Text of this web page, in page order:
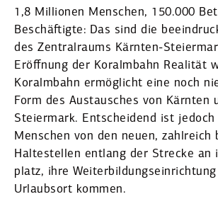
1,8 Millionen Menschen, 150.000
Beschäf­tigte: Das sind die
des Zentral­raums Kärnten-
Eröffnung der Koralmbahn Realität
Koralmbahn ermög­licht eine noch
Form des Austau­sches von Kärnten
Steiermark. Entscheidend ist jedoch
Menschen von den neuen, zahlreich
Halte­stellen entlang der Strecke
platz, ihre
Urlaubsort kommen.